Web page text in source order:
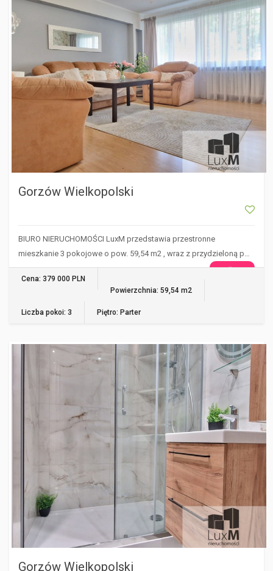
Gorzów Wielkopolski
BIURO NIERUCHOMOŚCI LuxM przedstawia przestronne
mieszkanie 3 pokojowe o pow. 59,54 m2 , wraz z przydzieloną p…
WIĘCEJ
Cena: 379 000 PLN
Powierzchnia: 59,54 m2
Liczba pokoi: 3 Piętro: Parter
GORZÓW WIELKOPOLSKI
Gorzów Wielkopolski